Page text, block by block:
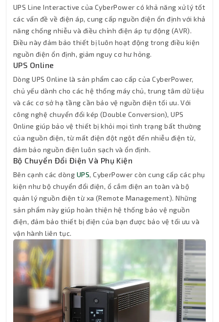
UPS Line Interactive của CyberPower có khả năng xử lý tốt
các vấn đề về điện áp, cung cấp nguồn điện ổn định với khả
năng chống nhiễu và điều chỉnh điện áp tự động (AVR).
Điều này đảm bảo thiết bị luôn hoạt động trong điều kiện
nguồn điện ổn định, giảm nguy cơ hư hỏng.
UPS Online
Dòng UPS Online là sản phẩm cao cấp của CyberPower,
chủ yếu dành cho các hệ thống máy chủ, trung tâm dữ liệu
và các cơ sở hạ tầng cần bảo vệ nguồn điện tối ưu. Với
công nghệ chuyển đổi kép (Double Conversion), UPS
Online giúp bảo vệ thiết bị khỏi mọi tình trạng bất thường
của nguồn điện, từ mất điện đột ngột đến nhiễu điện từ,
đảm bảo nguồn điện luôn sạch và ổn định.
Bộ Chuyển Đổi Điện Và Phụ Kiện
Bên cạnh các dòng UPS, CyberPower còn cung cấp các phụ
kiện như bộ chuyển đổi điện, ổ cắm điện an toàn và bộ
quản lý nguồn điện từ xa (Remote Management). Những
sản phẩm này giúp hoàn thiện hệ thống bảo vệ nguồn
điện, đảm bảo thiết bị điện của bạn được bảo vệ tối ưu và
vận hành liên tục.